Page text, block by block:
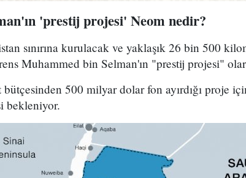
'prestij projesi' Neom nedir?
sınırına kurulacak ve yaklaşık 26 bin 500
Muhammed bin Selman'ın "prestij projesi"
500 milyar dolar fon ayırdığı proje
bekleniyor.